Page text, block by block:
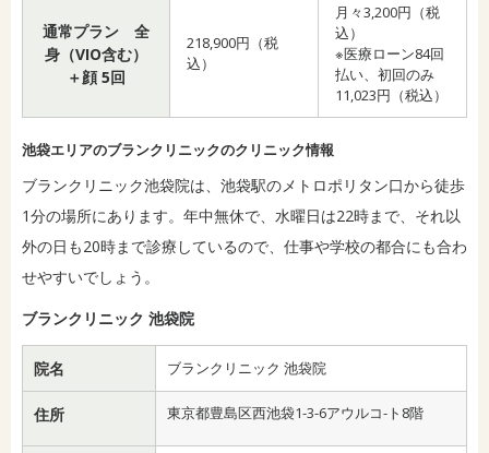
通常プラン 全
身（VIO含む）
＋顔 5回
218,900円（税
込）
月々3,200円（税
込）
※医療ローン84回
払い、初回のみ
11,023円（税込）
池袋エリアのブランクリニックのクリニック情報
ブランクリニック池袋院は、池袋駅のメトロポリタン口から徒歩
1分の場所にあります。年中無休で、水曜日は22時まで、それ以
外の日も20時まで診療しているので、仕事や学校の都合にも合わ
せやすいでしょう。
ブランクリニック 池袋院
院名 ブランクリニック 池袋院
住所 東京都豊島区西池袋1-3-6アウルコ-ト8階